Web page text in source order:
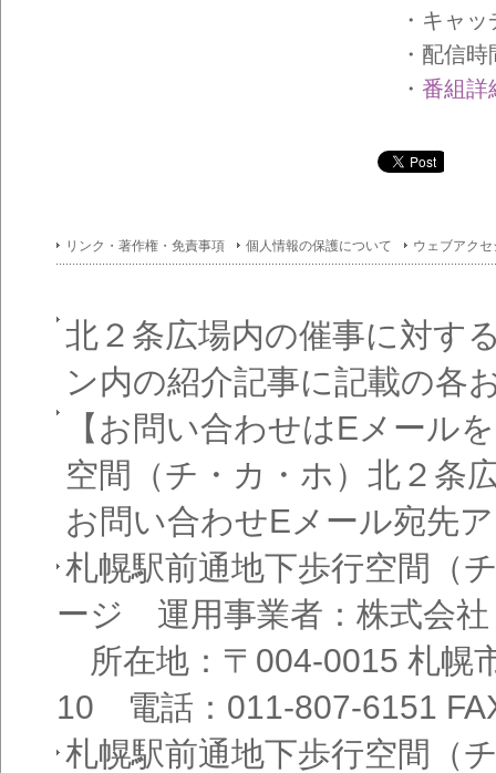
・キャッ
・配信時
・ 番組詳
リンク・著作権・免責事項 個人情報の保護について ウェブアク
北２条広場内の催事に対す
ン内の紹介記事に記載の各
【お問い合わせはEメール
空間（チ・カ・ホ）北２条
お問い合わせEメール宛先
札幌駅前通地下歩行空間（
ージ 運用事業者：株式会
所在地：〒004-0015 札幌
10 電話：011-807-6151
札幌駅前通地下歩行空間（